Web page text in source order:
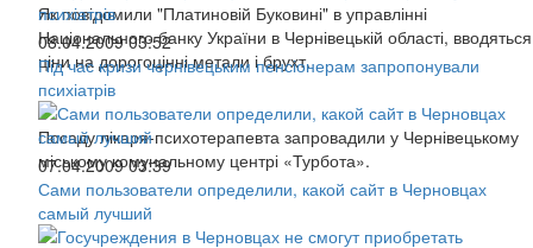
Як повідомили "Платиновій Буковині" в управлінні
Національного банку України в Чернівецькій області, вводяться
ціни на дорогоцінні метали і брухт.
08.04.2009 03:52
Під час кризи чернівецьким пенсіонерам запропонували
психіатрів
Посаду лікаря-психотерапевта запровадили у Чернівецькому
міському комунальному центрі «Турбота».
07.04.2009 03:39
Сами пользователи определили, какой сайт в Черновцах
самый лучший